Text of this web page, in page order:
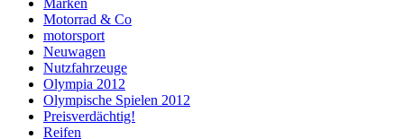
Marken
Motorrad & Co
motorsport
Neuwagen
Nutzfahrzeuge
Olympia 2012
Olympische Spielen 2012
Preisverdächtig!
Reifen